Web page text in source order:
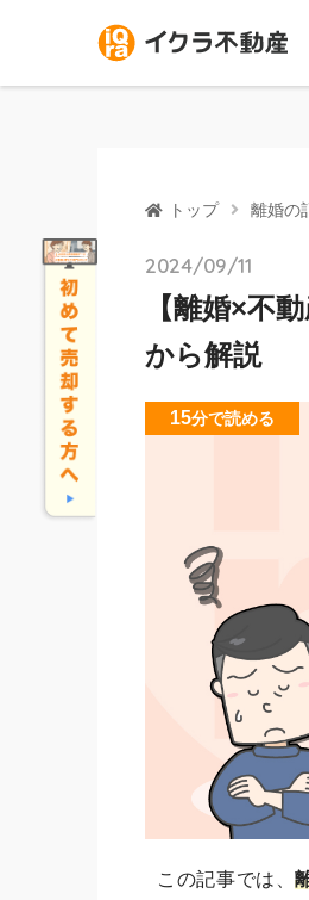
トップ 離婚の
2024/09/11
【離婚×不
から解説
15分で読める
この記事では、